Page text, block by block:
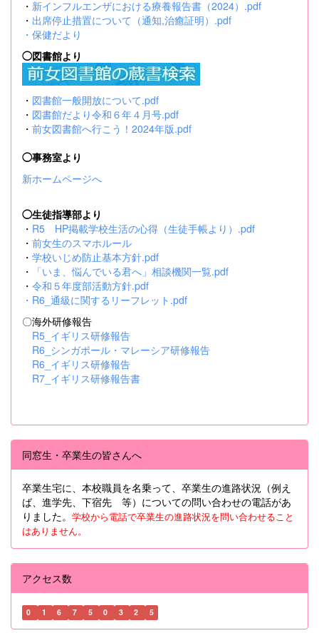
・ 新インフルエンザにおける療養報告書（2024）.pdf
・ 出席停止措置について（通知,治癒証明）.pdf
・ 保健だより
◯図書館より
・ 図書館一般開放について.pdf
・ 図書館だより令和６年４月号.pdf
・ 前女図書館へ行こう！2024年版.pdf
◯事務室より
新ホームページへ
◯生徒指導部より
・ R5 HP掲載学校生活の心得（生徒手帳より）.pdf
・ 前女生のスマホルール
・ 学校いじめ防止基本方針.pdf
・
「いま、悩んでいる君へ」相談機関一覧.pdf
・ 令和５年度部活動方針.pdf
・ R6_通級に関するリーフレット.pdf
〇海外研修報告
R5_イギリス研修報告
R6_シンガポール・マレーシア研修報告
R6_イギリス研修報告
R7_イギリス研修報告書
同窓生・卒業生の皆さんへ
卒業生宅に、本校職員を名乗って、卒業生の進路状況（例え
ば、進学先、下宿先 等）についての問い合わせの電話があ
りました。 学校から電話で卒業生の進路状況を問い合わせること
はありません。
アクセス数
0 1 6 7 5 0 3 2 5